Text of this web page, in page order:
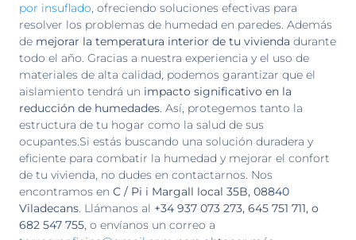
por insuflado, ofreciendo soluciones efectivas para
resolver los problemas de humedad en paredes. Además
de mejorar la temperatura interior de tu vivienda durante
todo el año. Gracias a nuestra experiencia y el uso de
materiales de alta calidad, podemos garantizar que el
aislamiento tendrá un impacto significativo en la
reducción de humedades. Así, protegemos tanto la
estructura de tu hogar como la salud de sus
ocupantes.Si estás buscando una solución duradera y
eficiente para combatir la humedad y mejorar el confort
de tu vivienda, no dudes en contactarnos. Nos
encontramos en C / Pi i Margall local 35B, 08840
Viladecans. Llámanos al +34 937 073 273, 645 751 711, o
682 547 755, o envíanos un correo a